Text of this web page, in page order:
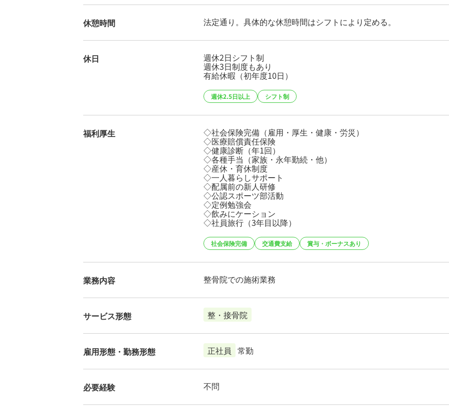
休憩時間 法定通り。具体的な休憩時間はシフトにより定める。
休日 週休2日シフト制
週休3日制度もあり
有給休暇（初年度10日）
週休2.5日以上 シフト制
福利厚生 ◇社会保険完備（雇用・厚生・健康・労災）
◇医療賠償責任保険
◇健康診断（年1回）
◇各種手当（家族・永年勤続・他）
◇産休・育休制度
◇一人暮らしサポート
◇配属前の新人研修
◇公認スポーツ部活動
◇定例勉強会
◇飲みにケーション
◇社員旅行（3年目以降）
社会保険完備 交通費支給 賞与・ボーナスあり
業務内容 整骨院での施術業務
サービス形態 整・接骨院
雇用形態・勤務形態 正社員 常勤
必要経験 不問